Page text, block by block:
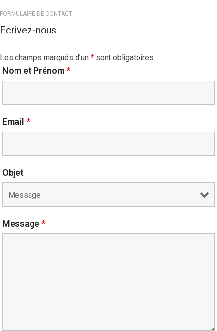
FORMULAIRE DE CONTACT
Ecrivez-nous
Les champs marqués d’un * sont obligatoires
Nom et Prénom*
Email *
Objet
Message*